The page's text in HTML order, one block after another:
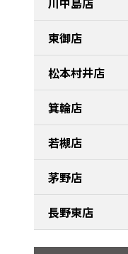
東御店
松本村井店
箕輪店
若槻店
茅野店
長野東店